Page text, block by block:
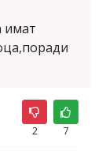
имат
2 7